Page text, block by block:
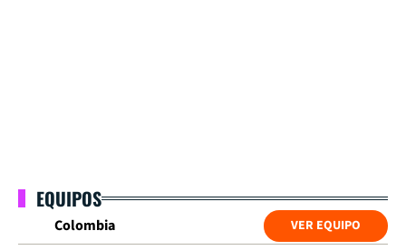
EQUIPOS
Colombia VER EQUIPO